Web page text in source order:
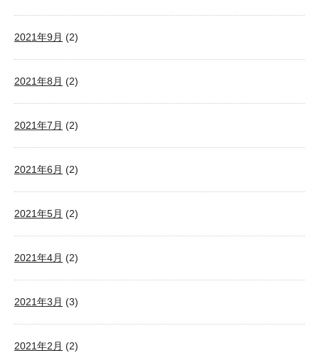
2021年9月 (2)
2021年8月 (2)
2021年7月 (2)
2021年6月 (2)
2021年5月 (2)
2021年4月 (2)
2021年3月 (3)
2021年2月 (2)